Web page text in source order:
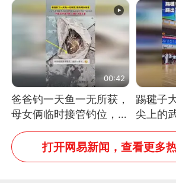
吗？”“
不带古
源：新
00:42
爸爸钓一天鱼一无所获，
母女俩临时接管钓位，用
玩具鱼竿钓上大鱼
踢毽子
尖上的
友：这
是武侠
打开网易新闻，查看更多